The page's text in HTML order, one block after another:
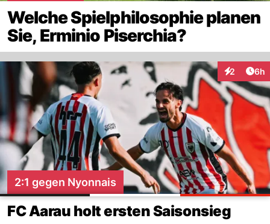
Welche Spielphilosophie planen
Sie, Erminio Piserchia?
2 6h
2:1 gegen Nyonnais
FC Aarau holt ersten Saisonsieg